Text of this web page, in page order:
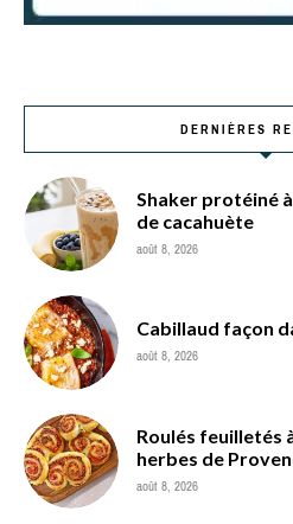
DERNIÈRES
Shaker protéiné
de cacahuète
août 8, 2026
Cabillaud façon
août 8, 2026
Roulés feuilletés
herbes de
août 8, 2026